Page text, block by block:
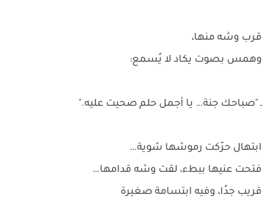
قرب وشه منها،
وهمس بصوت يكاد لا يُسمع:
ـ "صباحك جنة… يا أجمل حلم صحيت عليه."
ابتهال حرّكت رموشها شوية…
فتحت عنيها ببطء، لقت وشه قدامها…
قريب جدًا، وفيه ابتسامة صغيرة